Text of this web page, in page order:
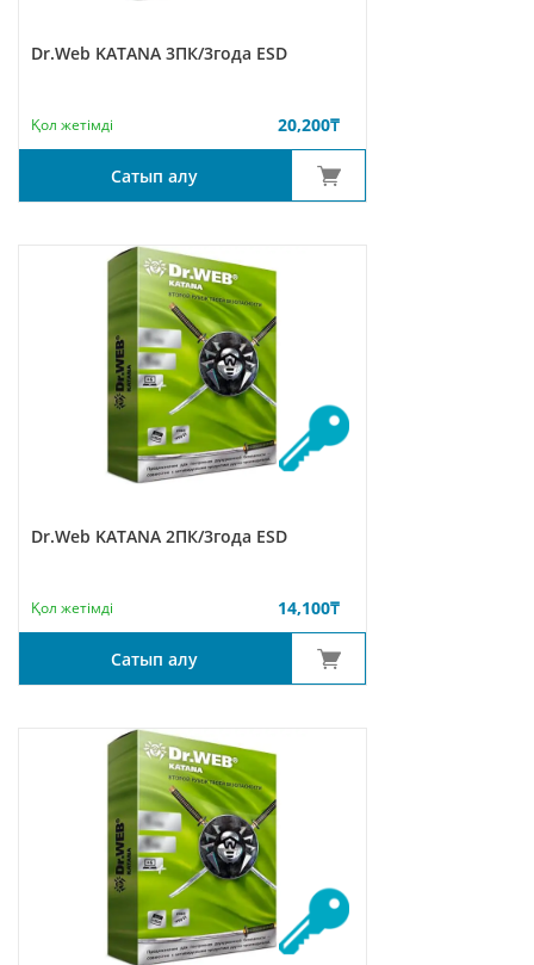
Dr.Web KATANA 3ПК/3года ESD
Қол жетімді 20,200₸
Сатып алу
Dr.Web KATANA 2ПК/3года ESD
Қол жетімді 14,100₸
Сатып алу